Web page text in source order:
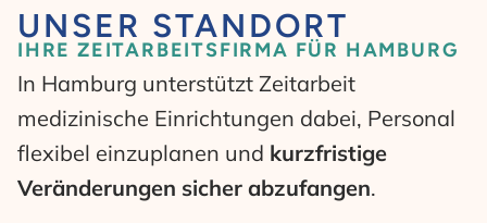
UNSER STANDORT
IHRE ZEITARBEITSFIRMA FÜR HAMBURG
In Hamburg unterstützt Zeitarbeit
medizinische Einrichtungen dabei, Personal
flexibel einzuplanen und kurzfristige
Veränderungen sicher abzufangen.